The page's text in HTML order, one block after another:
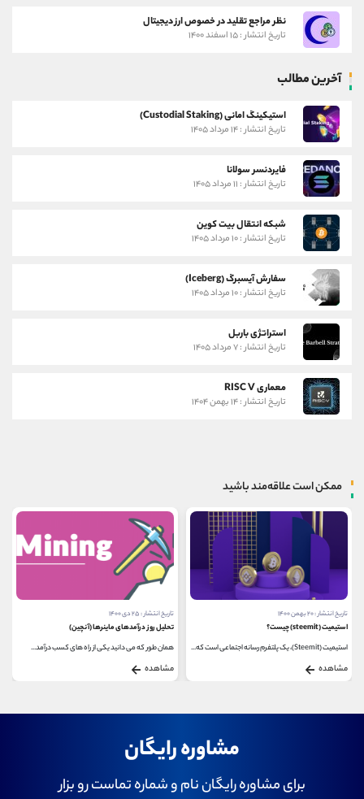
نظر مراجع تقلید در خصوص ارز دیجیتال
تاریخ انتشار : ۱۵ اسفند ۱۴۰۰
آخرین مطالب
استیکینگ امانی (Custodial Staking)
تاریخ انتشار : ۱۴ مرداد ۱۴۰۵
فایردنسر سولانا
تاریخ انتشار : ۱۱ مرداد ۱۴۰۵
شبکه انتقال بیت کوین
تاریخ انتشار : ۱۰ مرداد ۱۴۰۵
سفارش آیسبرگ (Iceberg)
تاریخ انتشار : ۱۰ مرداد ۱۴۰۵
استراتژی باربل
تاریخ انتشار : ۷ مرداد ۱۴۰۵
معماری RISC V
تاریخ انتشار : ۱۴ بهمن ۱۴۰۴
ممکن است علاقه‌مند باشید
تاریخ انتشار : ۲۰ بهمن ۱۴۰۰
استیمیت (steemit) چیست؟
استیمیت (Steemit)، یک پلتفرم رسانه اجتماعی است که...
مشاهده
تاریخ انتشار : ۲۵ دی ۱۴۰۰
تحلیل روز درآمدهای ماینرها (آنچین)
همان طور که می دانید یکی از راه های کسب درآمد...
مشاهده
مشاوره رایگان
برای مشاوره رایگان نام و شماره تماست رو بزار